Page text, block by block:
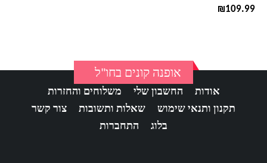
₪109.99
אופנה קונים בחו"ל
אודות החשבון שלי
משלוחים והחזרות
תקנון ותנאי שימוש
שאלות ותשובות
צור קשר
בלוג
התחברות